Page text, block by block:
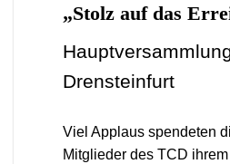
„Stolz auf das
Drensteinfurt
Viel Applaus spendeten
Mitglieder des TCD